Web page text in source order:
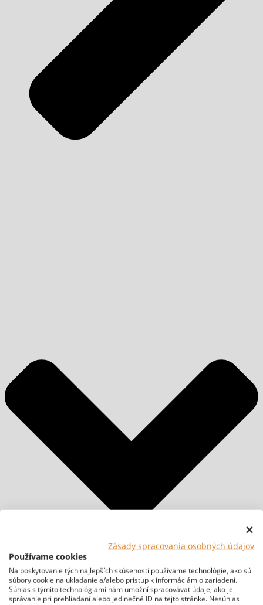
Zásady spracovania osobných údajov
Používame cookies
Na poskytovanie tých najlepších skúseností používame technológie, ako sú
súbory cookie na ukladanie a/alebo prístup k informáciám o zariadení.
Súhlas s týmito technológiami nám umožní spracovávať údaje, ako je
správanie pri prehliadaní alebo jedinečné ID na tejto stránke. Nesúhlas